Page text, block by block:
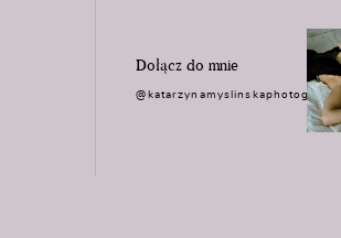
Dołącz do mnie
@katarzynamyslinskaphotography